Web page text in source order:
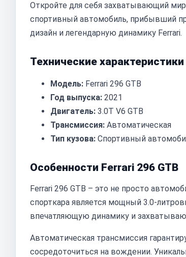
Откройте для себя захватывающий
спортивный автомобиль, прибывший
дизайн и легендарную динамику Ferrari.
Технические характеристики
Модель: Ferrari 296 GTB
Год выпуска: 2021
Двигатель: 3.0T V6 GTB
Трансмиссия: Автоматическая
Тип кузова: Спортивный
Особенности Ferrari 296 GTB
Ferrari 296 GTB – это не просто
спорткара является мощный 3.0-
впечатляющую динамику и
Автоматическая трансмиссия
сосредоточиться на вождении.